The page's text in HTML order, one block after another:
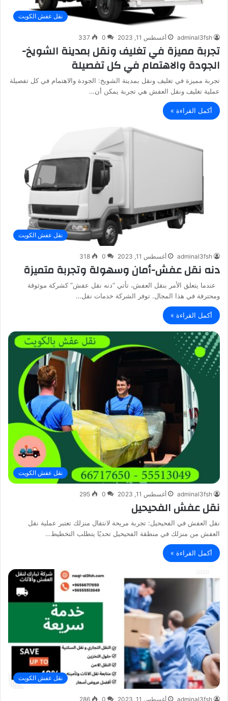
نقل عفش الكويت
adminal3fsh أغسطس 11, 2023 0
337
تجربة مميزة في تغليف ونقل بمدينة الشويخ-
الجودة والاهتمام في كل تفصيلة
تجربة مميزة في تغليف ونقل بمدينة الشويخ: الجودة والاهتمام في كل تفصيلة
عملية تغليف ونقل العفش هي تجربة يمكن أن…
أكمل القراءة »
نقل عفش الكويت
adminal3fsh أغسطس 11, 2023 0
318
دنه نقل عفش-أمان وسهولة وتجربة متميزة
عندما يتعلق الأمر بنقل العفش، تأتي “دنه نقل عفش” كشركة موثوقة
ومحترفة في هذا المجال. توفر الشركة خدمات نقل…
أكمل القراءة »
نقل عفش الكويت
adminal3fsh أغسطس 11, 2023 0
295
نقل عفش الفحيحيل
نقل العفش في الفحيحيل: تجربة مريحة لانتقال منزلك تعتبر عملية نقل
العفش من منزلك في منطقة الفحيحيل تحديًا يتطلب التخطيط…
أكمل القراءة »
نقل عفش الكويت
adminal3fsh أغسطس 11, 2023 0
286